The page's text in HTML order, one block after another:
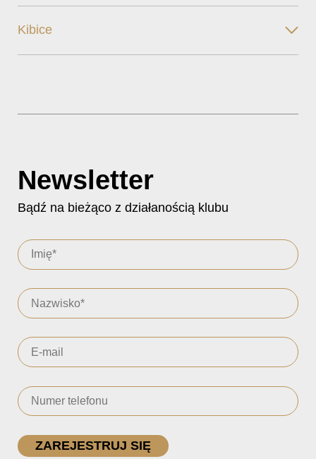
Kibice
Newsletter
Bądź na bieżąco z działanością klubu